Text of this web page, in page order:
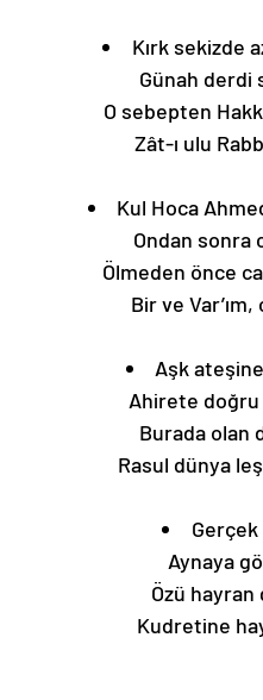
Kırk sekizde
Günah derdi
O sebepten
Zât-ı ulu
Kul Hoca
Ondan sonra
Ölmeden önce
Bir ve
Aşk
Ahirete doğru
Burada olan
Rasul dünya
Gerçek
Aynaya
Özü hayran
Kudretine